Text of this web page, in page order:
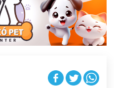
t
i
o
n